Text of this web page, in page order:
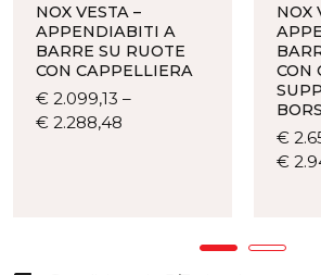
NOX VESTA –
APPENDIABITI A
BARRE SU RUOTE
CON CAPPELLIERA
€ 2.099,13 –
€ 2.288,48
NOX
CON
€
€